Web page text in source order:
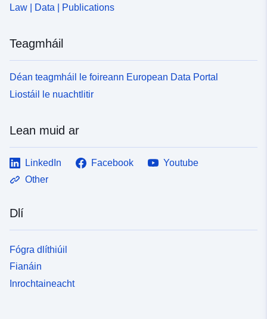
Law | Data | Publications
Teagmháil
Déan teagmháil le foireann European Data Portal
Liostáil le nuachtlitir
Lean muid ar
LinkedIn Facebook
Youtube
Other
Dlí
Fógra dlíthiúil
Fianáin
Inrochtaineacht